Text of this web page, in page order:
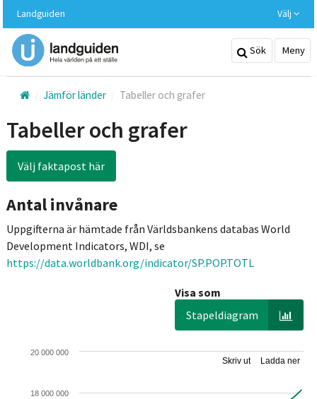
huvudinnehållet
Landguiden Välj
Sök Meny
Jämför länder Tabeller och grafer
Tabeller och grafer
Välj faktapost här
Antal invånare
Uppgifterna är hämtade från Världsbankens databas World
Development Indicators, WDI, se
https://data.worldbank.org/indicator/SP.POP.TOTL
Visa som
Stapeldiagram
Ladda ner
Skriv ut
18 000 000
20 000 000